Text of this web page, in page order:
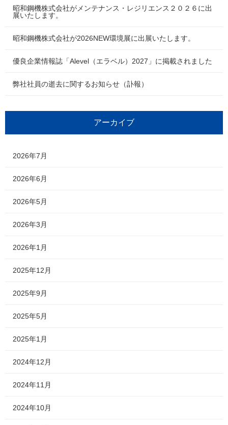
昭和鋼機株式会社がメンテナンス・レジリエンス２０２６に出
展いたします。
昭和鋼機株式会社が2026NEW環境展に出展いたします。
優良企業情報誌「Alevel（エラベル）2027」に掲載されました
弊社社員の逝去に関するお知らせ（訃報）
アーカイブ
2026年7月
2026年6月
2026年5月
2026年3月
2026年1月
2025年12月
2025年9月
2025年5月
2025年1月
2024年12月
2024年11月
2024年10月